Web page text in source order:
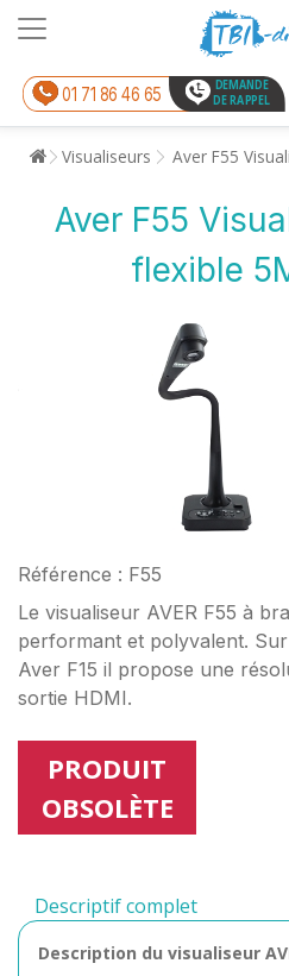
01 71 86 46 65
DEMANDE
DE RAPPEL
Visualiseurs Aver F55
Aver F55
flexible
Référence : F55
Le visualiseur AVER F55 à
performant et polyvalent.
Aver F15 il propose une
sortie HDMI.
PRODUIT
OBSOLÈTE
Descriptif complet
Description du visualiseur